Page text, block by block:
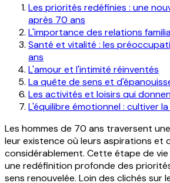
Les priorités redéfinies : une
après 70 ans
L'importance des relations
Santé et vitalité : les
ans
L'amour et l'intimité réinventés
La quête de sens et
Les activités et loisirs qui
L'équilibre émotionnel : cultiver
Les hommes de 70 ans traversent
leur existence où leurs aspirations et
considérablement. Cette étape de
une redéfinition profonde des
sens renouvelée. Loin des clichés sur